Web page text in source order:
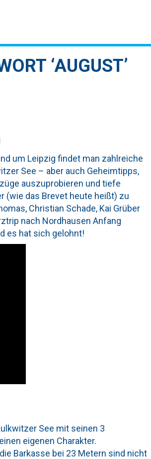
‘AUGUST’
um Leipzig findet man zahlreiche
See – aber auch Geheimtipps,
auszuprobieren und tiefe
(wie das Brevet heute heißt) zu
Christian Schade, Kai Grüber
nach Nordhausen Anfang
es hat sich gelohnt!
See mit seinen 3
eigenen Charakter.
Barkasse bei 23 Metern sind nicht